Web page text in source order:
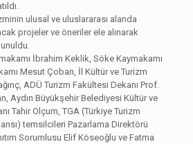
ulusal ve uluslararası alanda
projeler ve öneriler ele alınarak
İbrahim Keklik, Söke Kaymakamı
Mesut Çoban, İl Kültür ve Turizm
ADÜ Turizm Fakültesi Dekanı Prof.
Aydın Büyükşehir Belediyesi Kültür ve
Tahir Olçum, TGA (Türkiye Turizm
temsilcileri Pazarlama Direktörü
Sorumlusu Elif Köseoğlu ve Fatma